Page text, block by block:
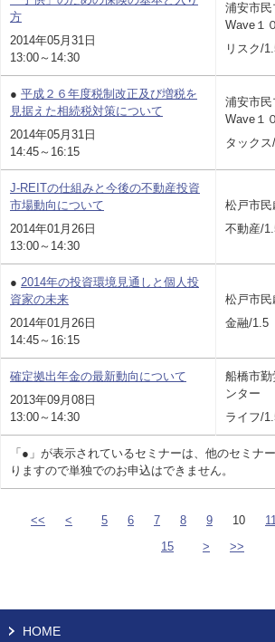
「●」が表示されているセミナーは、他のセミナ
りますので単独でのお申込はできません。
方
2014年05月31日
13:00～14:30
浦安市
Wave１
リスク/
● 平成２６年度税制改正及び増税を
見据えた相続税対策について
2014年05月31日
14:45～16:15
浦安市
Wave１
タック
J-REITの仕組みと今後の不動産投資
市場動向について
2014年01月26日
13:00～14:30
松戸市民
不動産/
● 2014年の投資環境見通しと個人投
資家の未来
2014年01月26日
14:45～16:15
松戸市民
金融/1.5
確定拠出年金の最新動向について
2013年09月08日
13:00～14:30
船橋市勤
ンター
ライフ/
<< < 5 6 7 8 9 10
15
> >>
HOME